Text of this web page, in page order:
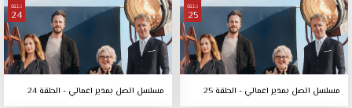
حلقة
25
مسلسل اتصل بمدير اعمالي - الحلقة 25
حلقة
24
مسلسل اتصل بمدير اعمالي - الحلقة 24